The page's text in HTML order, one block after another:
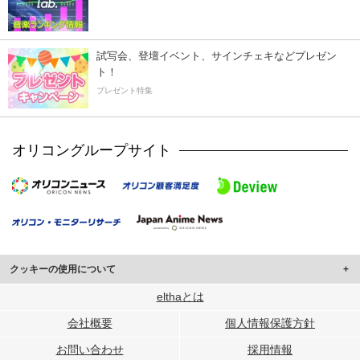
試写会、登壇イベント、サインチェキなどプレゼン
ト！
プレゼント特集
オリコングループサイト
クッキーの使用について
このサイトでは Cookie を使用して、ユーザーに合わせたコンテンツや広告の
行っています。
メディアや広告配信、データ解析の各パートナーに提供しています。
elthaとは
会社概要 個人情報保護方針
お問い合わせ 採用情報